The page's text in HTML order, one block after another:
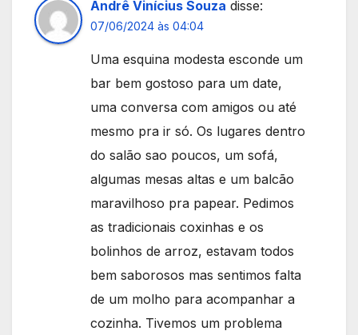
Andrê Vinícius Souza disse:
07/06/2024 às 04:04
Uma esquina modesta esconde um
bar bem gostoso para um date,
uma conversa com amigos ou até
mesmo pra ir só. Os lugares dentro
do salão sao poucos, um sofá,
algumas mesas altas e um balcão
maravilhoso pra papear. Pedimos
as tradicionais coxinhas e os
bolinhos de arroz, estavam todos
bem saborosos mas sentimos falta
de um molho para acompanhar a
cozinha. Tivemos um problema